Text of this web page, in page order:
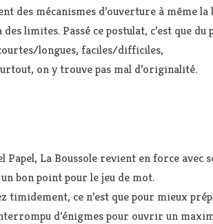
des mécanismes d’ouverture à même la
limites. Passé ce postulat, c’est que du
longues, faciles/difficiles,
on y trouve pas mal d’originalité.
Papel, La Boussole revient en force avec
bon point pour le jeu de mot.
timidement, ce n’est que pour mieux
d’énigmes pour ouvrir un